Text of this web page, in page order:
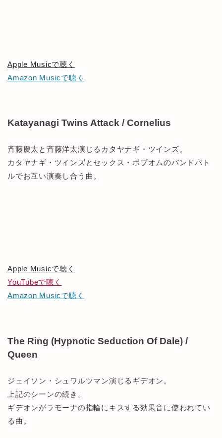
Apple Musicで聴く
Amazon Musicで聴く
Katayanagi Twins Attack / Cornelius
斉藤慶太と斉藤洋太演じるカタヤナギ・ツインズ。
カタヤナギ・ツインズとセックス・ボブオムのバンドバト
ルでお互い演奏し合う曲。
Apple Musicで聴く
YouTubeで聴く
Amazon Musicで聴く
The Ring (Hypnotic Seduction Of Dale) /
Queen
ジェイソン・シュワルツマン演じるギデオン。
上記のシーンの続き。
ギデオンがラモーナの指輪にキスする効果音に使われてい
る曲。